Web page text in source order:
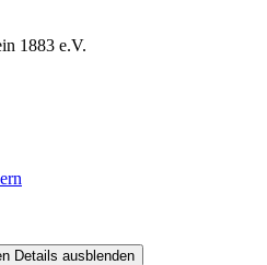
1883 e.V.
Details ausblenden